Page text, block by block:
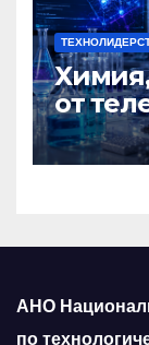
от
АНО
по